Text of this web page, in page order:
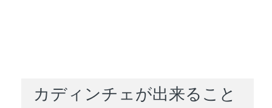
カディンチェが出来ること